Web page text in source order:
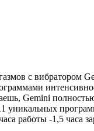
с
Gemini
уникальных
работы -1,5 часа